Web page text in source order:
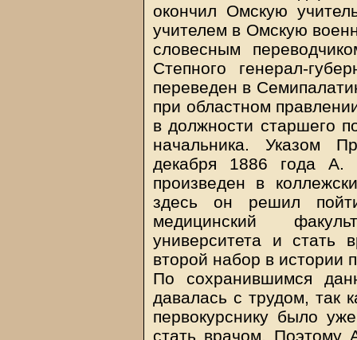
окончил Омскую
учителем в Омскую
словесным
Степного генерал-
переведен в
при областном
в должности старшего
начальника. Указом
декабря 1886 года
произведен в
здесь он решил
медицинский
университета и стать
второй набор в истории
По сохранившимся
давалась с трудом, так
первокурснику было
стать врачом.